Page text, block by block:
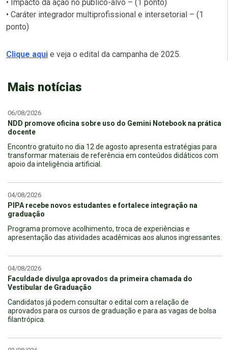
• Impacto da ação no público-alvo – (1 ponto)
• Caráter integrador multiprofissional e intersetorial – (1
ponto)
Clique aqui e veja o edital da campanha de 2025.
Mais notícias
06/08/2026
NDD promove oficina sobre uso do Gemini Notebook na prática
docente
Encontro gratuito no dia 12 de agosto apresenta estratégias para
transformar materiais de referência em conteúdos didáticos com
apoio da inteligência artificial.
04/08/2026
PIPA recebe novos estudantes e fortalece integração na
graduação
Programa promove acolhimento, troca de experiências e
apresentação das atividades acadêmicas aos alunos ingressantes.
04/08/2026
Faculdade divulga aprovados da primeira chamada do
Vestibular de Graduação
Candidatos já podem consultar o edital com a relação de
aprovados para os cursos de graduação e para as vagas de bolsa
filantrópica.